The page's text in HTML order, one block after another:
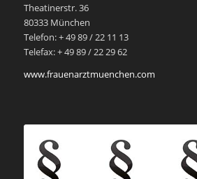
Theatinerstr. 36
80333 München
Telefon: + 49 89 / 22 11 13
Telefax: + 49 89 / 22 29 62
www.frauenarztmuenchen.com